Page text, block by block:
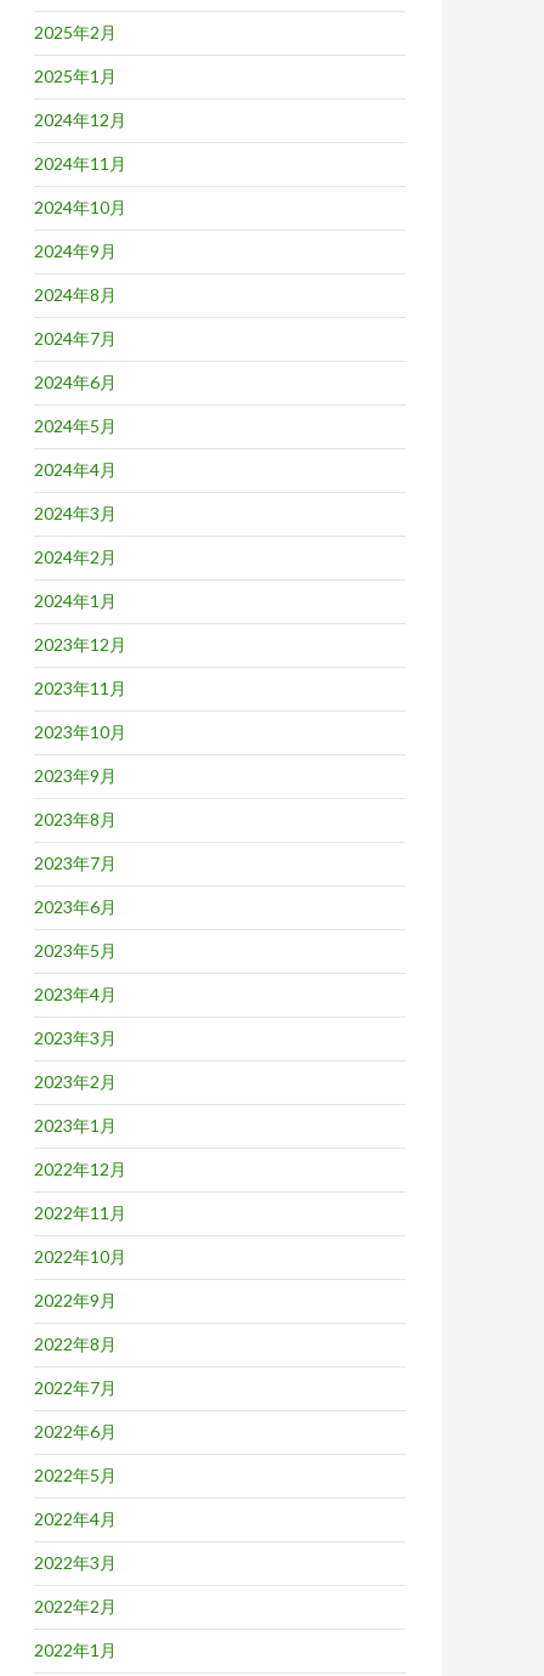
2025年2月
2025年1月
2024年12月
2024年11月
2024年10月
2024年9月
2024年8月
2024年7月
2024年6月
2024年5月
2024年4月
2024年3月
2024年2月
2024年1月
2023年12月
2023年11月
2023年10月
2023年9月
2023年8月
2023年7月
2023年6月
2023年5月
2023年4月
2023年3月
2023年2月
2023年1月
2022年12月
2022年11月
2022年10月
2022年9月
2022年8月
2022年7月
2022年6月
2022年5月
2022年4月
2022年3月
2022年2月
2022年1月